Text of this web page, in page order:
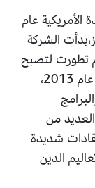
عام
الشركة
تطورت لتصبح
واحدة من أبرز مقدمي المحتوى الرقمي،منذ عام 2013،
من
شديدة
الدين